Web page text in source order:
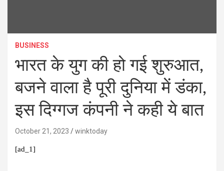
BUSINESS
भारत के युग की हो गई शुरुआत,
बजने वाला है पूरी दुनिया में डंका,
इस दिग्गज कंपनी ने कही ये बात
October 21, 2023 winktoday
[ad_1]